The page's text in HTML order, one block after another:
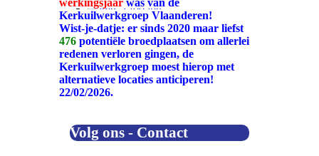
werkingsjaar was van de
Kerkuilwerkgroep Vlaanderen!
Wist-je-datje: er sinds 2020 maar liefst
476 potentiële broedplaatsen om allerlei
redenen verloren gingen, de
Kerkuilwerkgroep moest hierop met
alternatieve locaties anticiperen!
22/02/2026.
Volg ons - Contact